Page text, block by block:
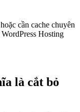
cần cache chuyên
Hosting
là cắt bỏ